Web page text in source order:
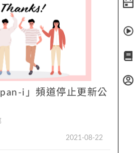
i」頻道停止更新公
2021-08-22